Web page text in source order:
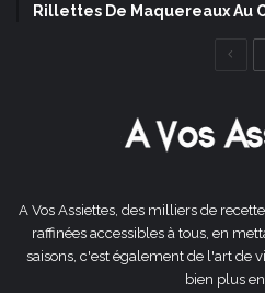
Rillettes De Maquereaux Au
A Vos Assiettes, des milliers de
raffinées accessibles à tous, en
saisons, c'est également de l'art de
bien plus